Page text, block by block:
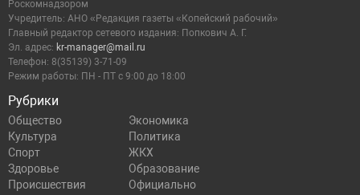
Рубрики
Общество
Экономика
Культура
Политика
Спорт
ЖКХ
Здоровье
Образование
Происшествия
Официально
Роскомнадзором
Учредитель: АНО «Редакция газеты «Копейский рабочий»
Главный редактор сетевого издания: Попкович А. Г.
Эл. адрес: kr-manager@mail.ru
Телефон: 8(35139) 3-71-09
Режим работы: ПН - ПТ с 9:00 до 18:00